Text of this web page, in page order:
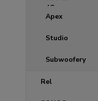
Apex
Studio
Subwoofery
Rel